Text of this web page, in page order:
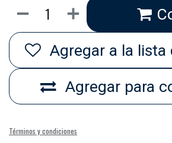
Agregar para
Agregar a la lista
Términos y condiciones